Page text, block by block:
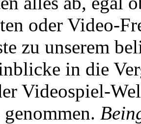
oder Video-
zu unserem
in die
Videospiel-